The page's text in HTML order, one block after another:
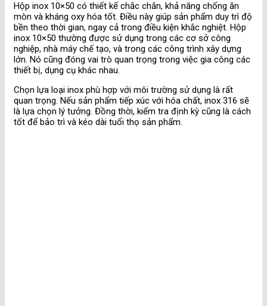
Hộp inox 10×50 có thiết kế chắc chắn, khả năng chống ăn
mòn và kháng oxy hóa tốt. Điều này giúp sản phẩm duy trì độ
bền theo thời gian, ngay cả trong điều kiện khắc nghiệt. Hộp
inox 10×50 thường được sử dụng trong các cơ sở công
nghiệp, nhà máy chế tạo, và trong các công trình xây dựng
lớn. Nó cũng đóng vai trò quan trọng trong việc gia công các
thiết bị, dụng cụ khác nhau.
Chọn lựa loại inox phù hợp với môi trường sử dụng là rất
quan trọng. Nếu sản phẩm tiếp xúc với hóa chất, inox 316 sẽ
là lựa chọn lý tưởng. Đồng thời, kiểm tra định kỳ cũng là cách
tốt để bảo trì và kéo dài tuổi thọ sản phẩm.